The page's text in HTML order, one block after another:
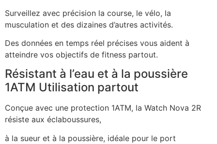
Surveillez avec précision la course, le vélo, la
musculation et des dizaines d’autres activités.
Des données en temps réel précises vous aident à
atteindre vos objectifs de fitness partout.
Résistant à l’eau et à la poussière
1ATM Utilisation partout
Conçue avec une protection 1ATM, la Watch Nova 2R
résiste aux éclaboussures,
à la sueur et à la poussière, idéale pour le port